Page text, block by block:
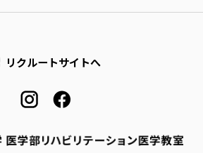
リクルートサイトへ
instagramfacebook